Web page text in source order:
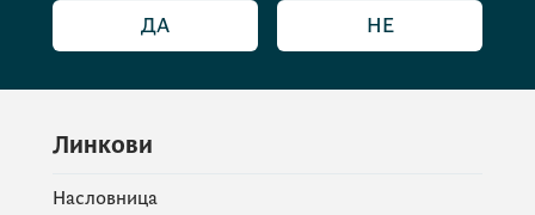
ДА НЕ
Линкови
Насловница